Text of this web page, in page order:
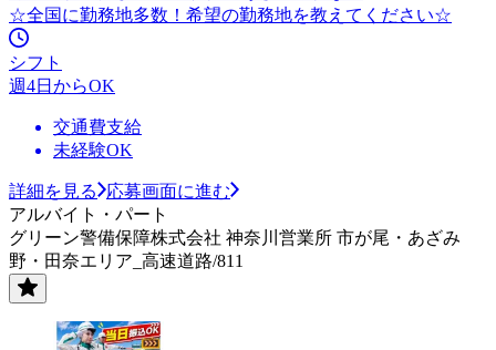
☆全国に勤務地多数！希望の勤務地を教えてください☆
シフト
週4日からOK
交通費支給
未経験OK
詳細を見る
応募画面に進む
アルバイト・パート
グリーン警備保障株式会社 神奈川営業所 市が尾・あざみ
野・田奈エリア_高速道路/811